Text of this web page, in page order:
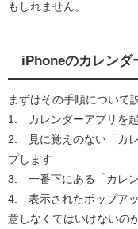
もしれません。
iPhoneのカレンダ
まずはその手順について
1. カレンダーアプリを
2. 見に覚えのない「カ
プします
3. 一番下にある「カレ
4. 表示されたポップア
意しなくてはいけないの